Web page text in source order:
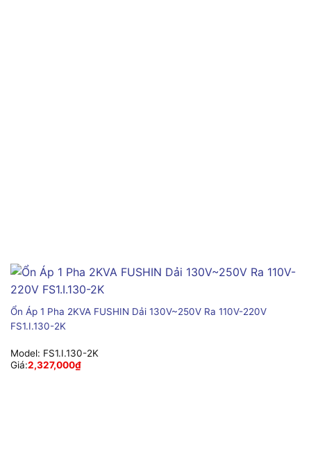
Ổn Áp 1 Pha 2KVA FUSHIN Dải 130V~250V Ra 110V-220V
FS1.I.130-2K
Model: FS1.I.130-2K
Giá:2,327,000₫